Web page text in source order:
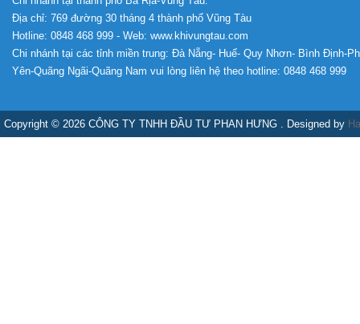
Địa chỉ: 769 đường 30 tháng 4 thành phố Vũng Tàu
Hotline: 0848 468 999 - Web: www.khivungtau.com
Chi nhánh tại các tỉnh miền trung: Đà Nẵng- Huế- Quy Nhơn- Bình Định-
Yên-Quãng Ngãi-Quãng Nam vui lòng liên hệ theo hotline: 0848 468 999
Copyright © 2026 CÔNG TY TNHH ĐẦU TƯ PHAN HƯNG . Designed by